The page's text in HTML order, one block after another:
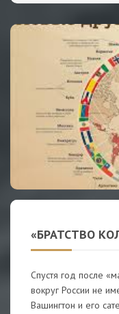
«БРАТСТВО
Спустя год после
вокруг России не
Вашингтон и его